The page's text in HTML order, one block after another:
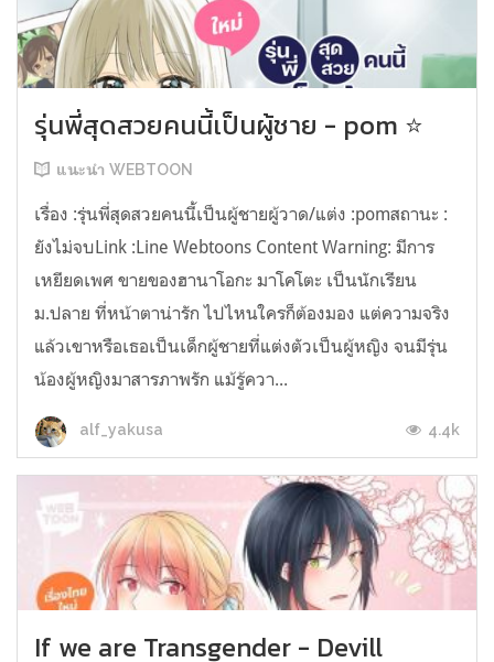
รุ่นพี่สุดสวยคนนี้เป็นผู้ชาย - pom ⭐
แนะนำ WEBTOON
เรื่อง :รุ่นพี่สุดสวยคนนี้เป็นผู้ชายผู้วาด/แต่ง :pomสถานะ :
ยังไม่จบLink :Line Webtoons Content Warning: มีการ
เหยียดเพศ ขายของฮานาโอกะ มาโคโตะ เป็นนักเรียน
ม.ปลาย ที่หน้าตาน่ารัก ไปไหนใครก็ต้องมอง แต่ความจริง
แล้วเขาหรือเธอเป็นเด็กผู้ชายที่แต่งตัวเป็นผู้หญิง จนมีรุ่น
น้องผู้หญิงมาสารภาพรัก แม้รู้ควา...
alf_yakusa 4.4k
If we are Transgender - Devill